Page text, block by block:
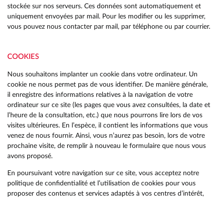
stockée sur nos serveurs. Ces données sont automatiquement et
uniquement envoyées par mail. Pour les modifier ou les supprimer,
vous pouvez nous contacter par mail, par téléphone ou par courrier.
COOKIES
Nous souhaitons implanter un cookie dans votre ordinateur. Un
cookie ne nous permet pas de vous identifier. De manière générale,
il enregistre des informations relatives à la navigation de votre
ordinateur sur ce site (les pages que vous avez consultées, la date et
l’heure de la consultation, etc.) que nous pourrons lire lors de vos
visites ultérieures. En l’espèce, il contient les informations que vous
venez de nous fournir. Ainsi, vous n’aurez pas besoin, lors de votre
prochaine visite, de remplir à nouveau le formulaire que nous vous
avons proposé.
En poursuivant votre navigation sur ce site, vous acceptez notre
politique de confidentialité et l’utilisation de cookies pour vous
proposer des contenus et services adaptés à vos centres d’intérêt,